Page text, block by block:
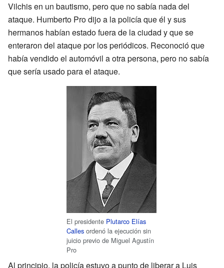
Vilchis en un bautismo, pero que no sabía nada del
ataque. Humberto Pro dijo a la policía que él y sus
hermanos habían estado fuera de la ciudad y que se
enteraron del ataque por los periódicos. Reconoció que
había vendido el automóvil a otra persona, pero no sabía
que sería usado para el ataque.
El presidente Plutarco Elías
Calles ordenó la ejecución sin
juicio previo de Miguel Agustín
Pro
Al principio, la policía estuvo a punto de liberar a Luis